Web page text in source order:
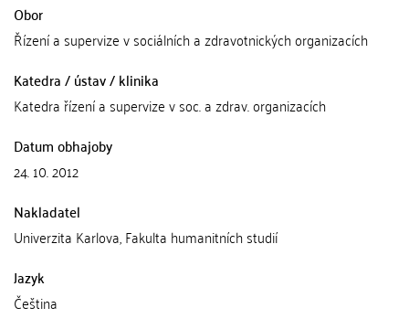
Obor
Řízení a supervize v sociálních a zdravotnických organizacích
Katedra / ústav / klinika
Katedra řízení a supervize v soc. a zdrav. organizacích
Datum obhajoby
24. 10. 2012
Nakladatel
Univerzita Karlova, Fakulta humanitních studií
Jazyk
Čeština